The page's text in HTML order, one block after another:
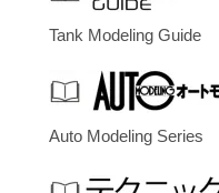
Tank Modeling Guide
Auto Modeling Series